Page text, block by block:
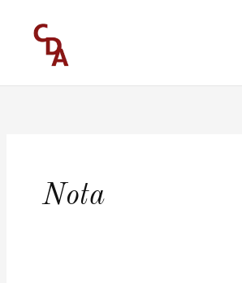
contenido
Nota